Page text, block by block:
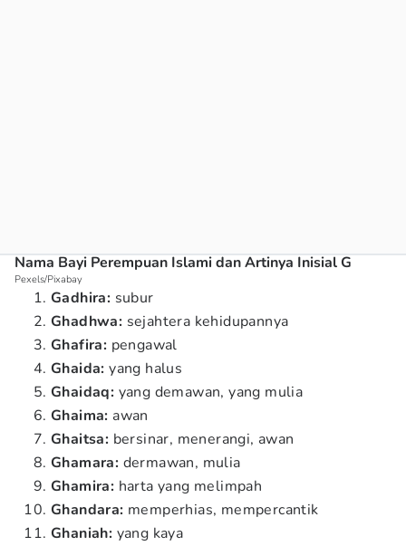
Nama Bayi Perempuan Islami dan Artinya Inisial G
Pexels/Pixabay
Gadhira: subur
Ghadhwa: sejahtera kehidupannya
Ghafira: pengawal
Ghaida: yang halus
Ghaidaq: yang demawan, yang mulia
Ghaima: awan
Ghaitsa: bersinar, menerangi, awan
Ghamara: dermawan, mulia
Ghamira: harta yang melimpah
Ghandara: memperhias, mempercantik
Ghaniah: yang kaya